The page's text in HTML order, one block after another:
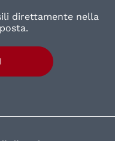
direttamente nella